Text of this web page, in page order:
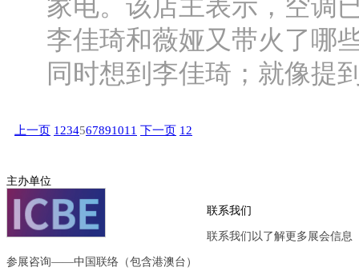
家电。该店主表示，空调
李佳琦和薇娅又带火了哪
同时想到李佳琦；就像提
上一页 1234567891011 下一页 12
主办单位
联系我们
联系我们以了解更多展会信息
参展咨询——中国联络（包含港澳台）